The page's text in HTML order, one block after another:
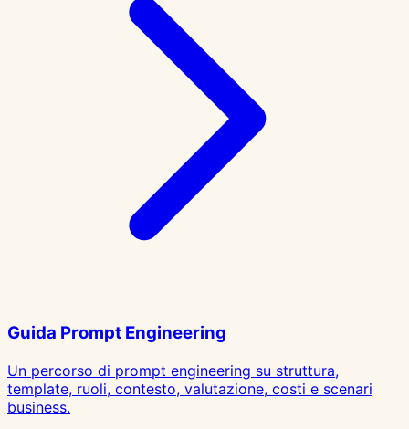
Guida Prompt Engineering
Un percorso di prompt engineering su struttura,
template, ruoli, contesto, valutazione, costi e scenari
business.